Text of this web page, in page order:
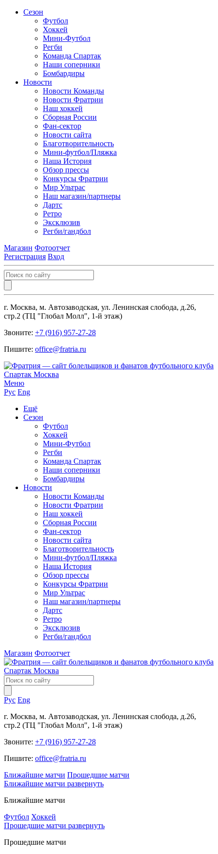
Сезон
Футбол
Хоккей
Мини-Футбол
Регби
Команда Спартак
Наши соперники
Бомбардиры
Новости
Новости Команды
Новости Фратрии
Наш хоккей
Сборная России
Фан-cектор
Новости сайта
Благотворительность
Мини-футбол/Пляжка
Наша История
Обзор прессы
Конкурсы Фратрии
Мир Ультрас
Наш магазин/партнеры
Дартс
Ретро
Эксклюзив
Регби/гандбол
Магазин Фотоотчет
Регистрация Вход
г. Москва, м. Автозаводская, ул. Ленинская слобода, д.26,
стр.2 (ТЦ "Глобал Молл", 1-й этаж)
Звоните: +7 (916) 957-27-28
Пишите: office@fratria.ru
Меню
Рус Eng
Ещё
Сезон
Футбол
Хоккей
Мини-Футбол
Регби
Команда Спартак
Наши соперники
Бомбардиры
Новости
Новости Команды
Новости Фратрии
Наш хоккей
Сборная России
Фан-cектор
Новости сайта
Благотворительность
Мини-футбол/Пляжка
Наша История
Обзор прессы
Конкурсы Фратрии
Мир Ультрас
Наш магазин/партнеры
Дартс
Ретро
Эксклюзив
Регби/гандбол
Магазин Фотоотчет
Рус Eng
г. Москва, м. Автозаводская, ул. Ленинская слобода, д.26,
стр.2 (ТЦ "Глобал Молл", 1-й этаж)
Звоните: +7 (916) 957-27-28
Пишите: office@fratria.ru
Ближайшие матчи Прошедшие матчи
Ближайшие матчи развернуть
Ближайшие матчи
Футбол Хоккей
Прошедшие матчи развернуть
Прошедшие матчи